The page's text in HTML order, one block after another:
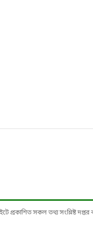
প্রকাশিত সকল তথ্য সংশ্লিষ্ট দপ্তর